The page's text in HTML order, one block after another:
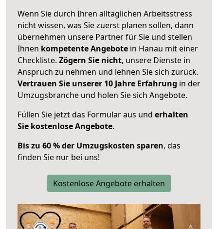
Wenn Sie durch Ihren alltäglichen Arbeitsstress
nicht wissen, was Sie zuerst planen sollen, dann
übernehmen unsere Partner für Sie und stellen
Ihnen kompetente Angebote in Hanau mit einer
Checkliste. Zögern Sie nicht, unsere Dienste in
Anspruch zu nehmen und lehnen Sie sich zurück.
Vertrauen Sie unserer 10 Jahre Erfahrung in der
Umzugsbranche und holen Sie sich Angebote.
Füllen Sie jetzt das Formular aus und erhalten
Sie kostenlose Angebote.
Bis zu 60 % der Umzugskosten sparen, das
finden Sie nur bei uns!
Kostenlose Angebote erhalten